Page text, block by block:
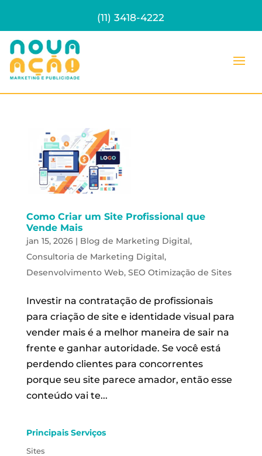
(11) 3418-4222
Como Criar um Site Profissional que
Vende Mais
jan 15, 2026| Blog de Marketing Digital,
Consultoria de Marketing Digital,
Desenvolvimento Web, SEO Otimização de Sites
Investir na contratação de profissionais
para criação de site e identidade visual para
vender mais é a melhor maneira de sair na
frente e ganhar autoridade. Se você está
perdendo clientes para concorrentes
porque seu site parece amador, então esse
conteúdo vai te...
Principais Serviços
Sites